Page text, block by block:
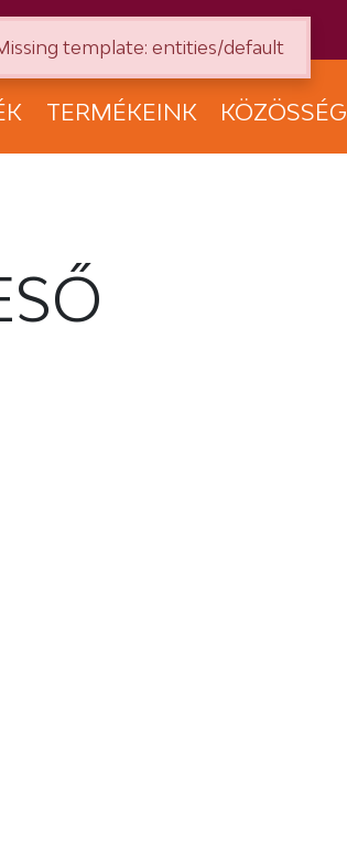
TERMÉKEINK KÖZÖSSÉG
template: entities/default